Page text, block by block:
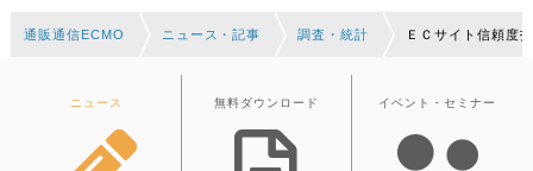
通販通信ECMO ニュース・記事 調査・統計 ＥＣサイト信頼度
ニュース 無料ダウンロード イベント・セミナー